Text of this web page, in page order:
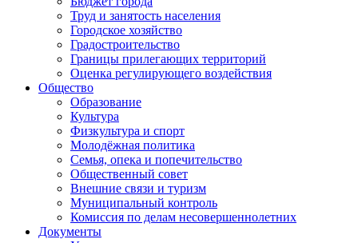
Труд и занятость населения
Городское хозяйство
Градостроительство
Границы прилегающих территорий
Оценка регулирующего воздействия
Общество
Образование
Культура
Физкультура и спорт
Молодёжная политика
Семья, опека и попечительство
Общественный совет
Внешние связи и туризм
Муниципальный контроль
Комиссия по делам несовершеннолетних
Документы